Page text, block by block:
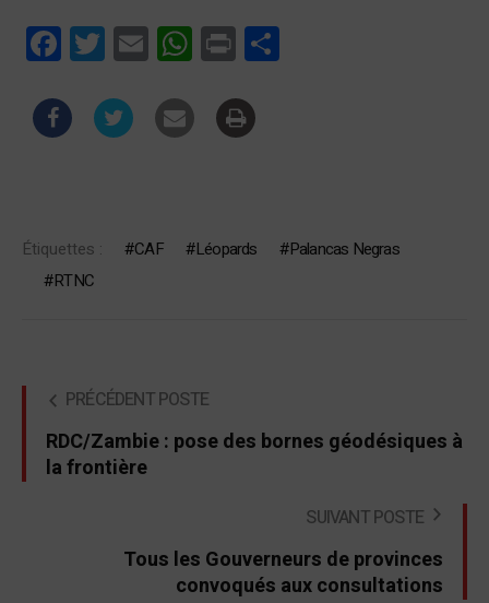
FacebookTwitterEmail WhatsApp
Print
Étiquettes : CAF Léopards
Palancas Negras
RTNC
PRÉCÉDENT POSTE
RDC/Zambie : pose des bornes géodésiques à
la frontière
SUIVANT POSTE
Tous les Gouverneurs de provinces
convoqués aux consultations